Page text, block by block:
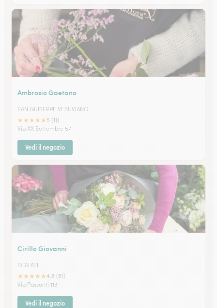
Ambrosio Gaetano
SAN GIUSEPPE VESUVIANO
★★★★★ 5 (11)
Via XX Settembre 57
Vedi il negozio
Cirillo Giovanni
SCAFATI
★★★★★4.8 (81)
Via Passanti 113
Vedi il negozio